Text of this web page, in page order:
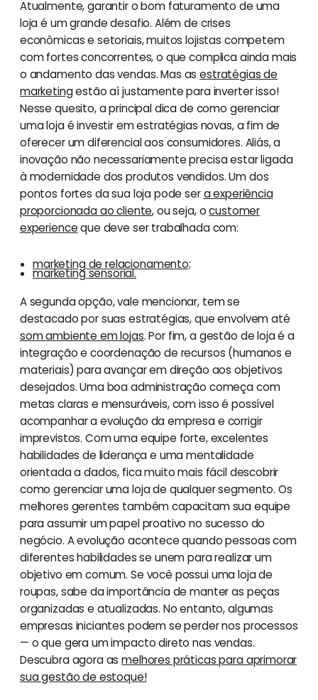
Atualmente, garantir o bom faturamento de uma
loja é um grande desafio. Além de crises
econômicas e setoriais, muitos lojistas competem
com fortes concorrentes, o que complica ainda mais
o andamento das vendas. Mas asestratégias de
marketingestão aí justamente para inverter isso!
Nesse quesito, a principal dica de como gerenciar
uma loja é investir em estratégias novas, a fim de
oferecer um diferencial aos consumidores. Aliás, a
inovação não necessariamente precisa estar ligada
à modernidade dos produtos vendidos. Um dos
pontos fortes da sua loja pode sera experiência
proporcionada ao cliente, ou seja, ocustomer
experienceque deve ser trabalhada com:
marketing de relacionamento;
marketing sensorial.
A segunda opção, vale mencionar, tem se
destacado por suas estratégias, que envolvem até
som ambiente em lojas. Por fim, a gestão de loja é a
integração e coordenação de recursos (humanos e
materiais) para avançar em direção aos objetivos
desejados. Uma boa administração começa com
metas claras e mensuráveis, com isso é possível
acompanhar a evolução da empresa e corrigir
imprevistos. Com uma equipe forte, excelentes
habilidades de liderança e uma mentalidade
orientada a dados, fica muito mais fácil descobrir
como gerenciar uma loja de qualquer segmento. Os
melhores gerentes também capacitam sua equipe
para assumir um papel proativo no sucesso do
negócio. A evolução acontece quando pessoas com
diferentes habilidades se unem para realizar um
objetivo em comum. Se você possui uma loja de
roupas, sabe da importância de manter as peças
organizadas e atualizadas. No entanto, algumas
empresas iniciantes podem se perder nos processos
— o que gera um impacto direto nas vendas.
Descubra agora asmelhores práticas para aprimorar
sua gestão de estoque!